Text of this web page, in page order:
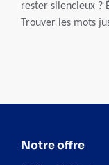
rester silencieux ?
Trouver les mots
Notre offre